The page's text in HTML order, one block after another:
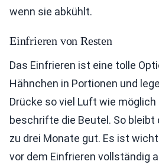
wenn sie abkühlt.
Einfrieren von Resten
Das Einfrieren ist eine tolle
Hähnchen in Portionen und
Drücke so viel Luft wie möglich
beschrifte die Beutel. So bleibt
zu drei Monate gut. Es ist
vor dem Einfrieren vollständig